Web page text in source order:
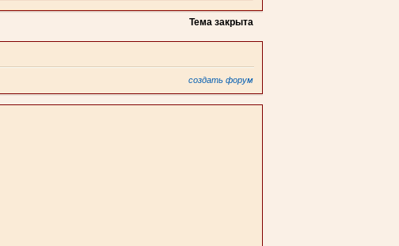
на лист бумаге и перевёл свой взгляд на вас.[/i]
и исчезло. Александр встал с кресла и подошёл к воротам.
Тема закрыта
создать форум